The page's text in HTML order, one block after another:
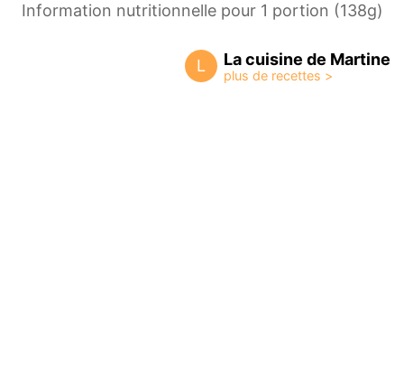
Information nutritionnelle pour 1 portion (138g)
L La cuisine de Martine